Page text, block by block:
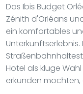
Das Ibis Budget
Zénith d'Orléans
ein komfortables
Hotel als kluge
erkunden